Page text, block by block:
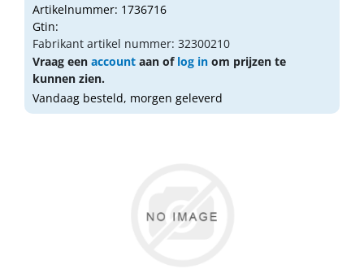
Artikelnummer: 1736716
Gtin:
Fabrikant artikel nummer: 32300210
Vraag een account aan of log in om prijzen te
kunnen zien.
Vandaag besteld, morgen geleverd